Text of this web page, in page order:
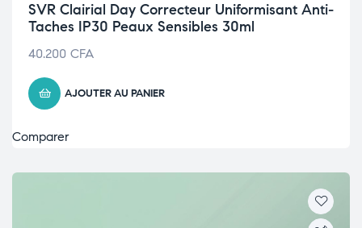
SVR Clairial Day Correcteur Uniformisant Anti-
Taches IP30 Peaux Sensibles 30ml
40.200 CFA
AJOUTER AU PANIER
Comparer